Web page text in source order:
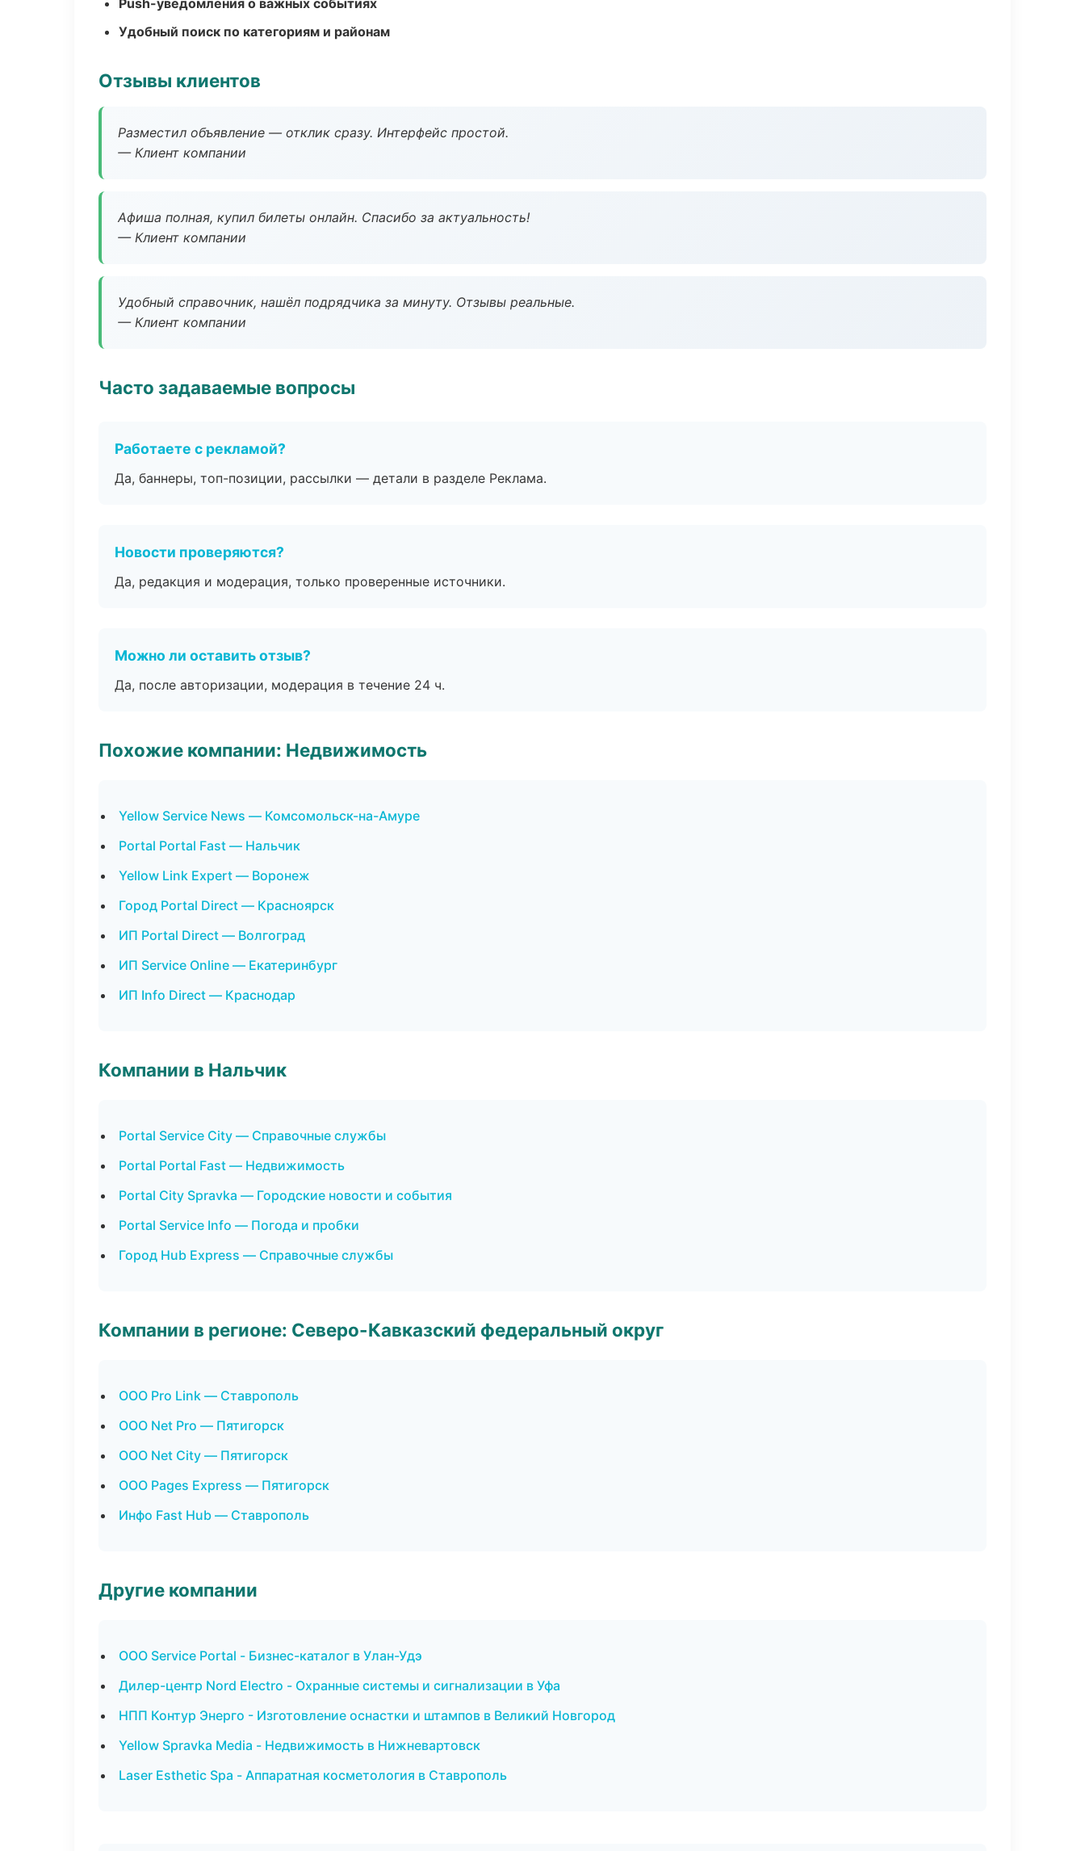
Push-уведомления о важных событиях
Удобный поиск по категориям и районам
Отзывы клиентов
Разместил объявление — отклик сразу. Интерфейс простой.
— Клиент компании
Афиша полная, купил билеты онлайн. Спасибо за актуальность!
— Клиент компании
Удобный справочник, нашёл подрядчика за минуту. Отзывы реальные.
— Клиент компании
Часто задаваемые вопросы
Работаете с рекламой?
Да, баннеры, топ-позиции, рассылки — детали в разделе Реклама.
Новости проверяются?
Да, редакция и модерация, только проверенные источники.
Можно ли оставить отзыв?
Да, после авторизации, модерация в течение 24 ч.
Похожие компании: Недвижимость
Yellow Service News — Комсомольск-на-Амуре
Portal Portal Fast — Нальчик
Yellow Link Expert — Воронеж
Город Portal Direct — Красноярск
ИП Portal Direct — Волгоград
ИП Service Online — Екатеринбург
ИП Info Direct — Краснодар
Компании в Нальчик
Portal Service City — Справочные службы
Portal Portal Fast — Недвижимость
Portal City Spravka — Городские новости и события
Portal Service Info — Погода и пробки
Город Hub Express — Справочные службы
Компании в регионе: Северо-Кавказский федеральный округ
ООО Pro Link — Ставрополь
ООО Net Pro — Пятигорск
ООО Net City — Пятигорск
ООО Pages Express — Пятигорск
Инфо Fast Hub — Ставрополь
Другие компании
ООО Service Portal - Бизнес-каталог в Улан-Удэ
Дилер-центр Nord Electro - Охранные системы и сигнализации в Уфа
НПП Контур Энерго - Изготовление оснастки и штампов в Великий Новгород
Yellow Spravka Media - Недвижимость в Нижневартовск
Laser Esthetic Spa - Аппаратная косметология в Ставрополь